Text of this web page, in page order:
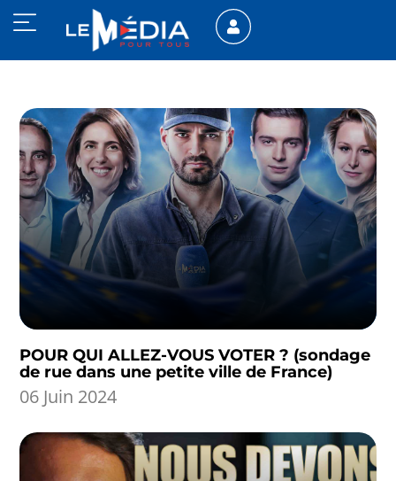
POUR QUI ALLEZ-VOUS VOTER ? (sondage
de rue dans une petite ville de France)
06 Juin 2024